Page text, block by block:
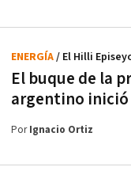
El buque de la
argentino inició
ENERGÍA/ El Hilli
PorIgnacio Ortiz